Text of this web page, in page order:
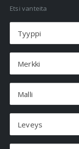
Etsi vanteita
Tyyppi
Merkki
Malli
Leveys